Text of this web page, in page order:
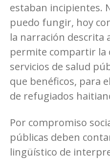
estaban incipientes.
puedo fungir, hoy
la narración
permite compartir la
servicios de salud
que benéficos, para
de refugiados
Por compromiso
públicas deben
lingüístico de